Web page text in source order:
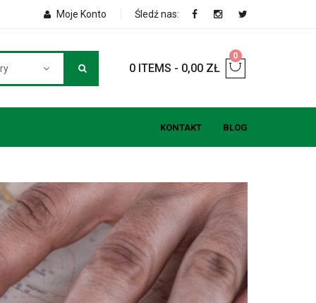
Moje Konto Śledź nas:
0 ITEMS - 0,00 ZŁ
0
BLOG
KONTAKT